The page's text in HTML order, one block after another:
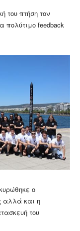
του πτήση τον
πολύτιμο feedback
ο
αλλά και η
του